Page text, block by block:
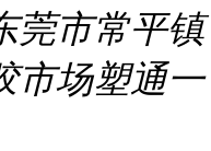
莞市常平镇
市场塑通一